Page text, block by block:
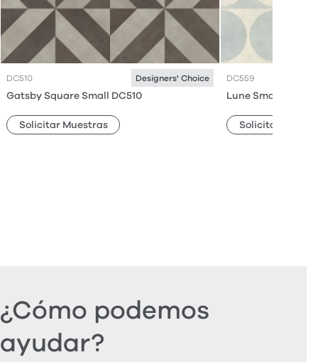
DC510 Designers' Choice
Gatsby Square Small DC510
Solicitar Muestras
DC559
Lune Small DC559
Solicitar
¿Cómo podemos
ayudar?